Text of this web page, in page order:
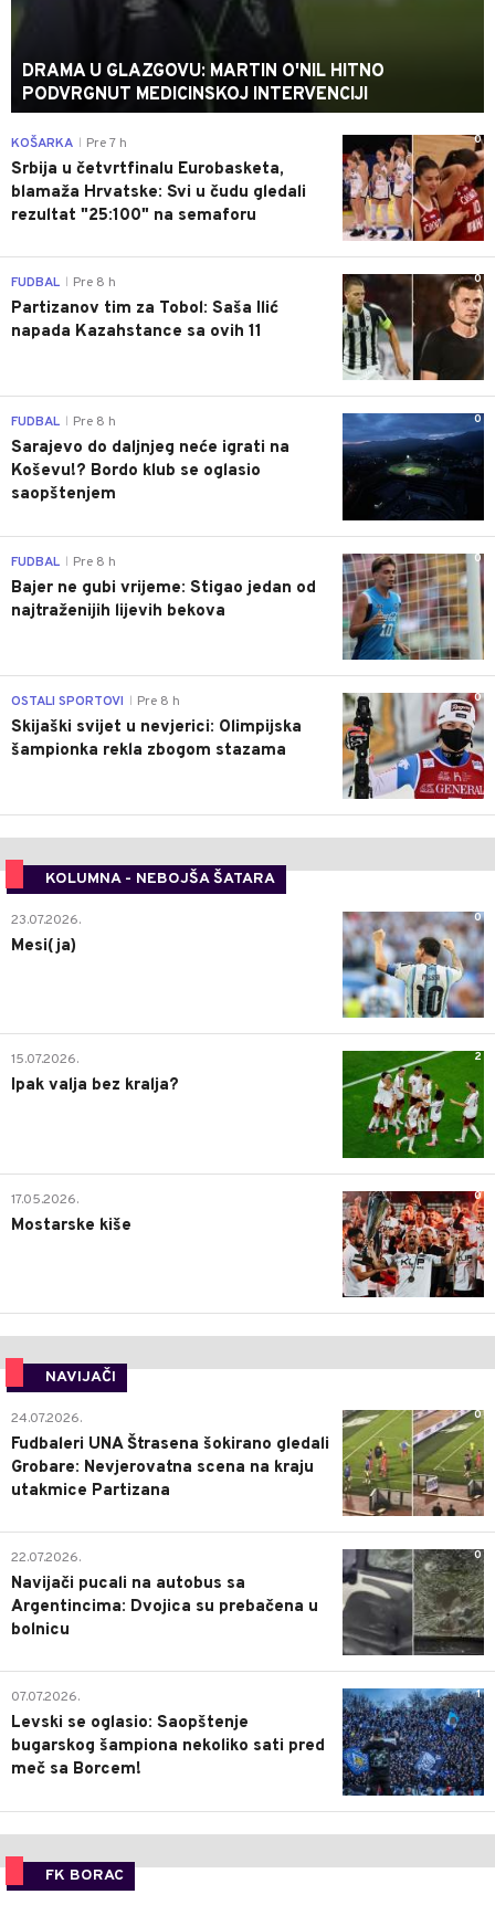
DRAMA U GLAZGOVU: MARTIN O'NIL HITNO
PODVRGNUT MEDICINSKOJ INTERVENCIJI
0
KOŠARKA Pre 7 h
Srbija u četvrtfinalu Eurobasketa,
blamaža Hrvatske: Svi u čudu gledali
rezultat "25:100" na semaforu
0
FUDBAL Pre 8 h
Partizanov tim za Tobol: Saša Ilić
napada Kazahstance sa ovih 11
0
FUDBAL Pre 8 h
Sarajevo do daljnjeg neće igrati na
Koševu!? Bordo klub se oglasio
saopštenjem
0
FUDBAL Pre 8 h
Bajer ne gubi vrijeme: Stigao jedan od
najtraženijih lijevih bekova
0
OSTALI SPORTOVI Pre 8 h
Skijaški svijet u nevjerici: Olimpijska
šampionka rekla zbogom stazama
KOLUMNA - NEBOJŠA ŠATARA
0
23.07.2026.
Mesi(ja)
2
15.07.2026.
Ipak valja bez kralja?
0
17.05.2026.
Mostarske kiše
NAVIJAČI
0
24.07.2026.
Fudbaleri UNA Štrasena šokirano gledali
Grobare: Nevjerovatna scena na kraju
utakmice Partizana
0
22.07.2026.
Navijači pucali na autobus sa
Argentincima: Dvojica su prebačena u
bolnicu
1
07.07.2026.
Levski se oglasio: Saopštenje
bugarskog šampiona nekoliko sati pred
meč sa Borcem!
FK BORAC